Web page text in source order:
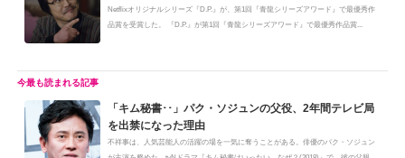
Netflixオリジナルシリーズ『D.P.』が、第1回『青龍シリーズアワード』で最優秀作
品賞を受賞した。 『D.P.』が第1回『青龍シリーズアワード』で最優秀作品賞...
「キム秘書･･」パク・ソジュンの父役、2年間テレビ局
を出禁になった理由
不祥事は、人気芸能人の活躍の場を一気に奪うことがある。俳優のパク・ソジュン